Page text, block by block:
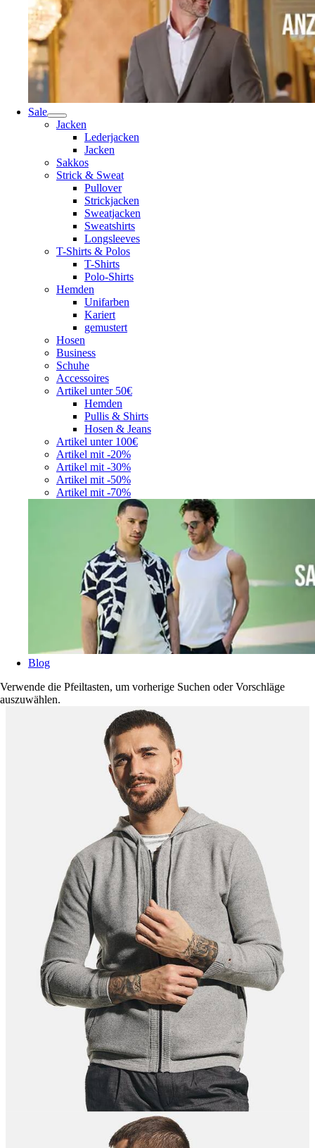
Sale
Jacken
Lederjacken
Jacken
Sakkos
Strick & Sweat
Pullover
Strickjacken
Sweatjacken
Sweatshirts
Longsleeves
T-Shirts & Polos
T-Shirts
Polo-Shirts
Hemden
Unifarben
Kariert
gemustert
Hosen
Business
Schuhe
Accessoires
Artikel unter 50€
Hemden
Pullis & Shirts
Hosen & Jeans
Artikel unter 100€
Artikel mit -20%
Artikel mit -30%
Artikel mit -50%
Artikel mit -70%
Blog
Verwende die Pfeiltasten, um vorherige Suchen oder Vorschläge
auszuwählen.